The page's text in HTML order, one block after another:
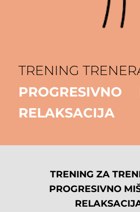
TRENING
PROGRESIVNO
RELAKSACIJA
TRENING ZA
PROGRESIVNO